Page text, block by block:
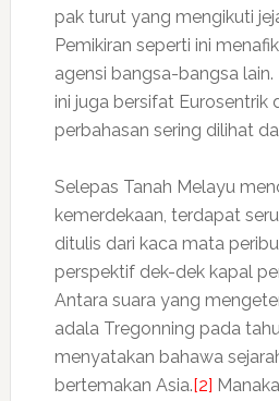
pak turut yang mengikuti
Pemikiran seperti ini
agensi bangsa-bangsa lain.
ini juga bersifat Eurosentrik
perbahasan sering dilihat
Selepas Tanah Melayu
kemerdekaan, terdapat
ditulis dari kaca mata
perspektif dek-dek kapal
Antara suara yang
adala Tregonning pada
menyatakan bahawa
bertemakan Asia.[2]